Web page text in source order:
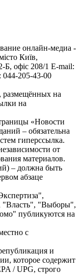
онлайн-медиа -
Київ,
офіс 208/1 E-mail:
044-205-43-00
размещённых на
на
«Новости
– обязательна
гиперссылка.
от
материалов.
– должна быть
абзаце
"Власть", "Выборы",
публикуются на
с
и
которое содержит
/ UPG, строго